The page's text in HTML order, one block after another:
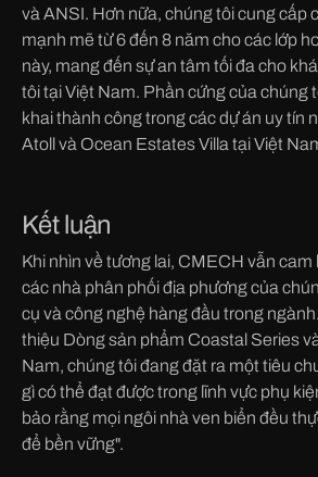
và ANSI. Hơn nữa, chúng tôi cung cấp
mạnh mẽ từ 6 đến 8 năm cho các lớp
này, mang đến sự an tâm tối đa cho
tôi tại Việt Nam. Phần cứng của chúng
khai thành công trong các dự án uy tín
Atoll và Ocean Estates Villa tại Việt
Kết luận
Khi nhìn về tương lai, CMECH vẫn
các nhà phân phối địa phương của
cụ và công nghệ hàng đầu trong
thiệu Dòng sản phẩm Coastal Series
Nam, chúng tôi đang đặt ra một tiêu
gì có thể đạt được trong lĩnh vực phụ
bảo rằng mọi ngôi nhà ven biển đều
để bền vững".